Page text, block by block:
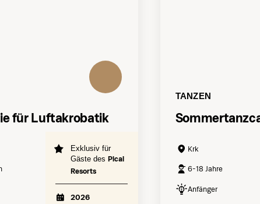
für Luftakrobatik
Exklusiv für
Gäste des Pical
Resorts
2026
TANZEN
Krk
6-18 Jahre
Anfänger